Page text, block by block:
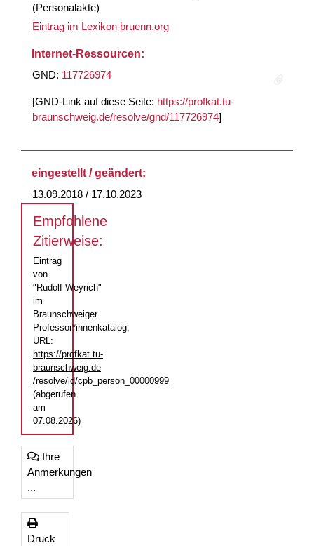
(Personalakte)
Eintrag im Lexikon bruenn.org
Internet-Ressourcen:
GND: 117726974
[GND-Link auf diese Seite: https://profkat.tu-
braunschweig.de/resolve/gnd/117726974]
eingestellt / geändert:
13.09.2018 / 17.10.2023
Empfohlene
Zitierweise:
Eintrag
von
"Rudolf Weyrich"
im
Braunschweiger
Professor*innenkatalog,
URL:
https://profkat.tu-
braunschweig.de
/resolve/id/cpb_person_00000999
(abgerufen
am
07.08.2026)
Ihre
Anmerkungen
...
Druck